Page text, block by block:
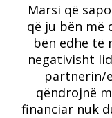
Marsi që
që ju bën më
bën edhe të
negativisht
partnerin/
qëndrojnë
financiar nuk